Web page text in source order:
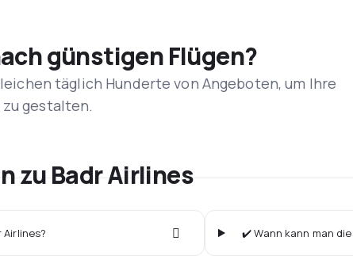
günstigen Flügen?
täglich Hunderte von Angeboten, um Ihre
gestalten.
zu Badr Airlines
✔️ Wann kann man